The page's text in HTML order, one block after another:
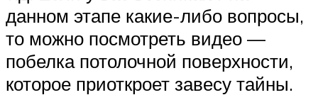
данном этапе какие-либо вопросы,
то можно посмотреть видео —
побелка потолочной поверхности,
которое приоткроет завесу тайны.